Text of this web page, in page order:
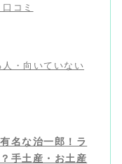
コミ
・向いていない
名な治一郎！ラ
手土産・お土産